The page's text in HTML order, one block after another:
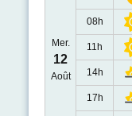
Mer.
12
Août
08h
11h
14h
17h